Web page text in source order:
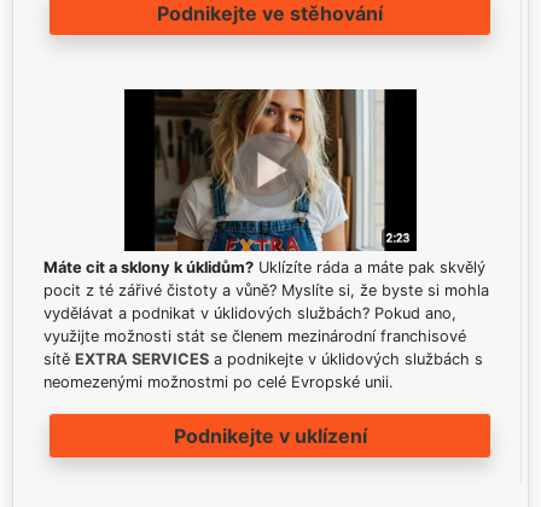
Podnikejte ve stěhování
Máte cit a sklony k úklidům? Uklízíte ráda a máte pak skvělý
pocit z té zářivé čistoty a vůně? Myslíte si, že byste si mohla
vydělávat a podnikat v úklidových službách? Pokud ano,
využijte možnosti stát se členem mezinárodní franchisové
sítě EXTRA SERVICES a podnikejte v úklidových službách s
neomezenými možnostmi po celé Evropské unii.
Podnikejte v uklízení